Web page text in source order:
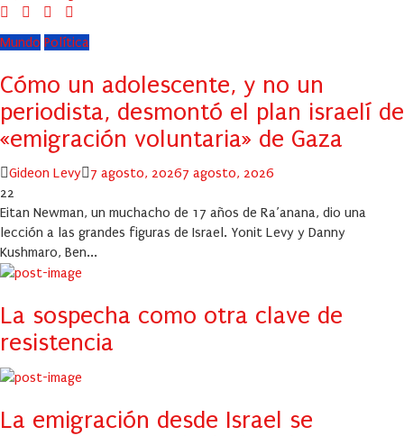
Mundo Política
Cómo un adolescente, y no un
periodista, desmontó el plan israelí de
«emigración voluntaria» de Gaza
Author
Gideon Levy
Posted
7 agosto, 20267 agosto, 2026
22
Eitan Newman, un muchacho de 17 años de Ra’anana, dio una
lección a las grandes figuras de Israel. Yonit Levy y Danny
Kushmaro, Ben...
La sospecha como otra clave de
resistencia
La emigración desde Israel se